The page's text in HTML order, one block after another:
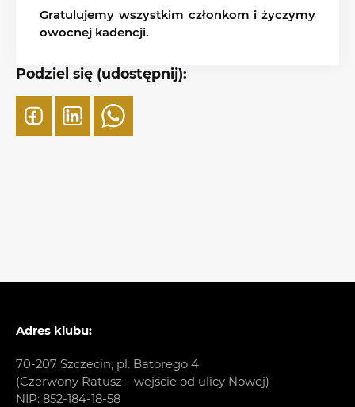
Gratulujemy wszystkim członkom i życzymy
owocnej kadencji.
Podziel się (udostępnij):
Adres klubu:
70-207 Szczecin, pl. Batorego 4
(Czerwony Ratusz – wejście od ulicy Nowej)
NIP: 852-184-18-58